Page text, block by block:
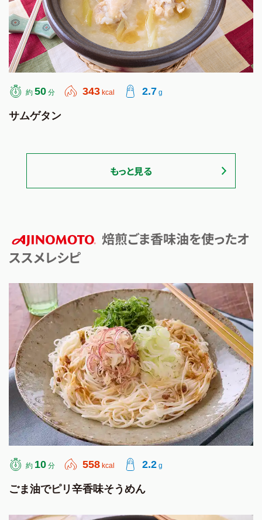
約 50 分 343 kcal 2.7 g
サムゲタン
もっと見る
AJINOMOTO
焙煎ごま香味油を使ったオ
ススメレシピ
約 10 分 558 kcal 2.2 g
ごま油でピリ辛香味そうめん